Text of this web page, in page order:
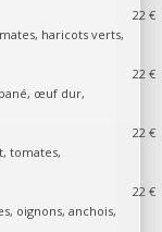
haricots verts,
œuf dur,
tomates,
oignons, anchois,
22 €
22 €
22 €
22 €